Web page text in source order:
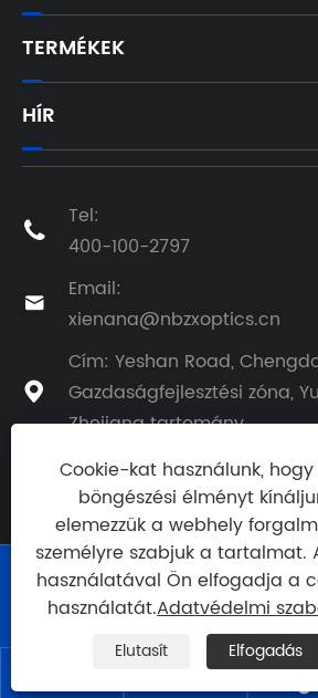
TERMÉKEK
HÍR

Tel:
400-100-2797

Email:
xienana@nbzxoptics.cn

Cím: Yeshan Road,
Gazdaságfejlesztési zóna,
Zhejiang tartomány
Copyright © 2024 Ningbo
Technology Co., Ltd. Minden
Sitemap RSS | XML
szabályzat |
Cookie-kat használunk,
böngészési élményt
elemezzük a webhely
személyre szabjuk a tartalmat.
használatával Ön elfogadja a
használatát.Adatvédelmi
Elutasít Elfogadás